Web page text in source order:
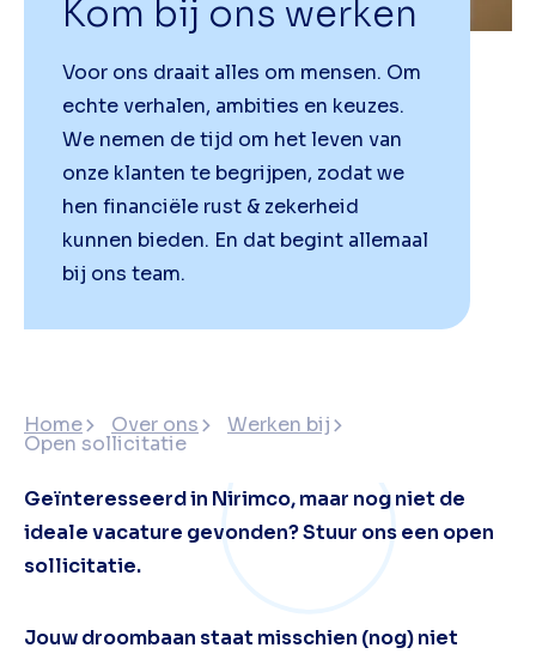
Kom bij ons werken
Voor ons draait alles om mensen. Om
echte verhalen, ambities en keuzes.
We nemen de tijd om het leven van
onze klanten te begrijpen, zodat we
hen financiële rust & zekerheid
kunnen bieden. En dat begint allemaal
bij ons team.
Home Over ons Werken bij
Open sollicitatie
Geïnteresseerd in Nirimco, maar nog niet de
ideale vacature gevonden? Stuur ons een open
sollicitatie.
Jouw droombaan staat misschien (nog) niet